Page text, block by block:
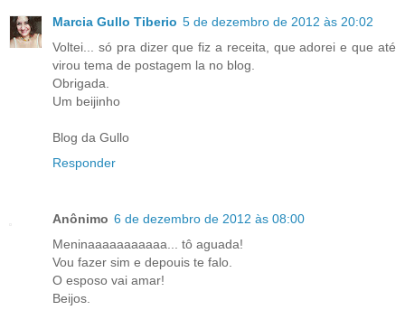
Marcia Gullo Tiberio 5 de dezembro de 2012 às 20:02
Voltei... só pra dizer que fiz a receita, que adorei e que até
virou tema de postagem la no blog.
Obrigada.
Um beijinho
Blog da Gullo
Responder
Anônimo 6 de dezembro de 2012 às 08:00
Meninaaaaaaaaaaa... tô aguada!
Vou fazer sim e depouis te falo.
O esposo vai amar!
Beijos.